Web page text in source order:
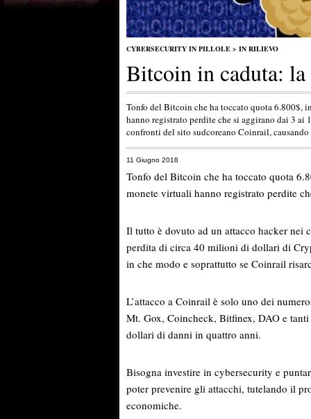
CYBERSECURITY IN PILLOLE > IN RILIEVO
Bitcoin in caduta: la
Tonfo del Bitcoin che ha toccato quota 6.800$,
hanno registrato perdite che si aggirano dai 3
confronti del sito sudcoreano Coinrail,
11 Giugno 2018
Tonfo del Bitcoin che ha toccato quota
monete virtuali hanno registrato perdite
Il tutto è dovuto ad un attacco hacker nei
perdita di circa 40 milioni di dollari di
in che modo e soprattutto se Coinrail
L’attacco a Coinrail è solo uno dei
Mt. Gox, Coincheck, Bitfinex, DAO e
dollari di danni in quattro anni.
Bisogna investire in cybersecurity e
poter prevenire gli attacchi, tutelando il
economiche.